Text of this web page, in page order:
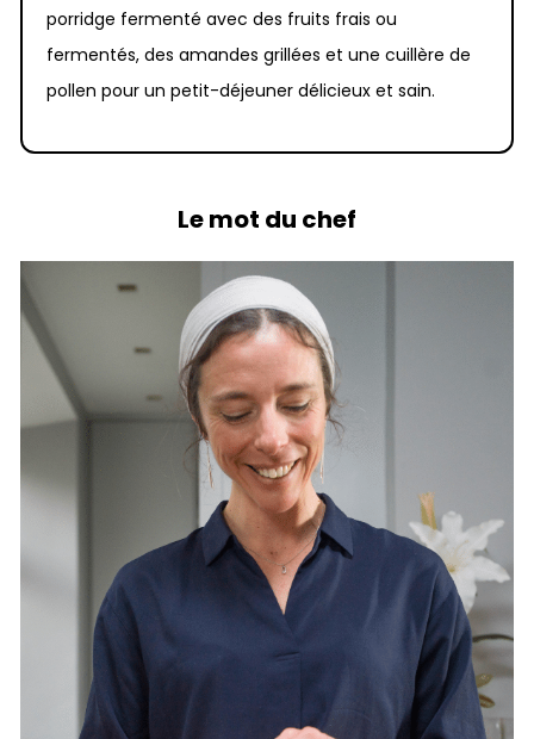
porridge fermenté avec des fruits frais ou
fermentés, des amandes grillées et une cuillère de
pollen pour un petit-déjeuner délicieux et sain.
Le mot du chef